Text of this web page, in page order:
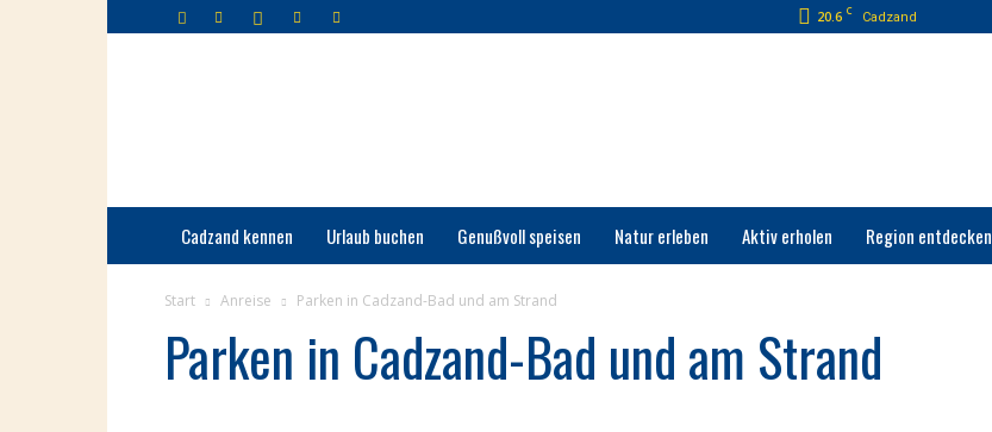
20.6 C Cadzand
Cadzand kennen Urlaub buchen Genußvoll speisen Natur erleben Aktiv erholen Region entdecken
Start Anreise Parken in Cadzand-Bad und am Strand
Parken in Cadzand-Bad und am Strand